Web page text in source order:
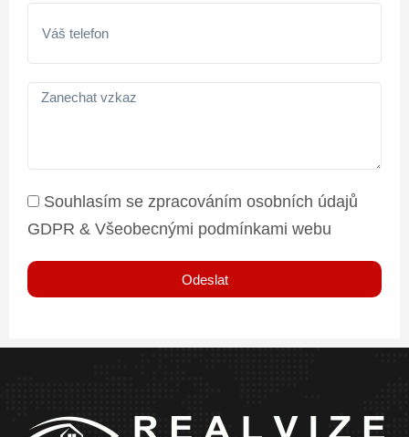
Souhlasím se zpracováním osobních údajů
GDPR & Všeobecnými podmínkami webu
Odeslat